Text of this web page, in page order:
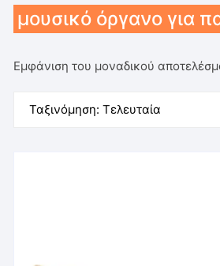
μουσικό όργανο για
Εμφάνιση του μοναδικού